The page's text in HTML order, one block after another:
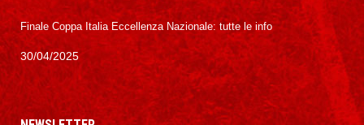
Finale Coppa Italia Eccellenza Nazionale: tutte le info
30/04/2025